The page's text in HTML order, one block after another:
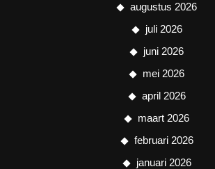
augustus 2026
juli 2026
juni 2026
mei 2026
april 2026
maart 2026
februari 2026
januari 2026